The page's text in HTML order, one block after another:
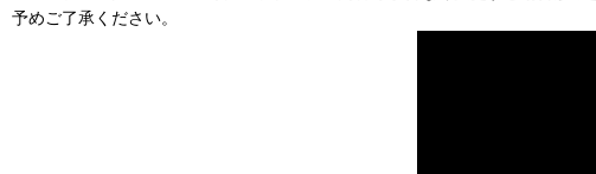
予めご了承ください。